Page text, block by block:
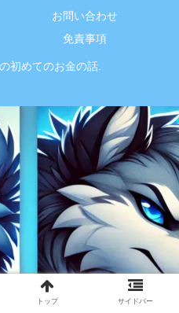
お問い合わせ
免責事項
初めてのお金の話.
トップ サイドバー